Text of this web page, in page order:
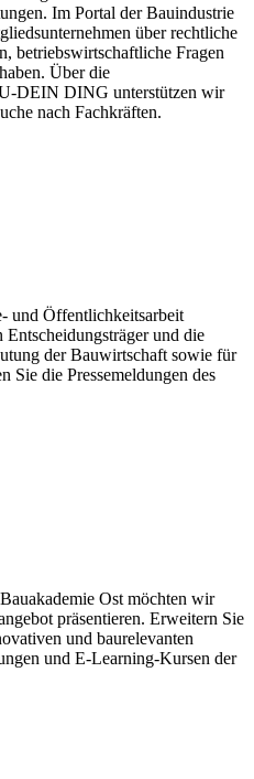
Im Portal der Bauindustrie
über rechtliche
betriebswirtschaftliche Fragen
Über die
DEIN DING unterstützen wir
nach Fachkräften.
und Öffentlichkeitsarbeit
und die
der Bauwirtschaft sowie für
Sie die Pressemeldungen des
Ost möchten wir
präsentieren. Erweitern Sie
und baurelevanten
und E-Learning-Kursen der